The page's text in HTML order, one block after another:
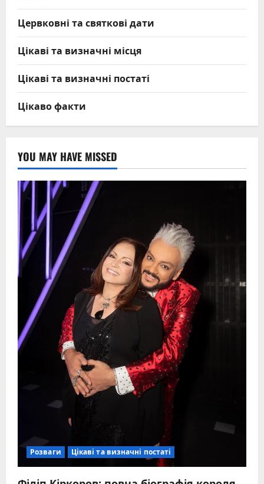
Цервковні та святкові дати
Цікаві та визначні місця
Цікаві та визначні постаті
Цікаво факти
YOU MAY HAVE MISSED
Розваги Цікаві та визначні постаті